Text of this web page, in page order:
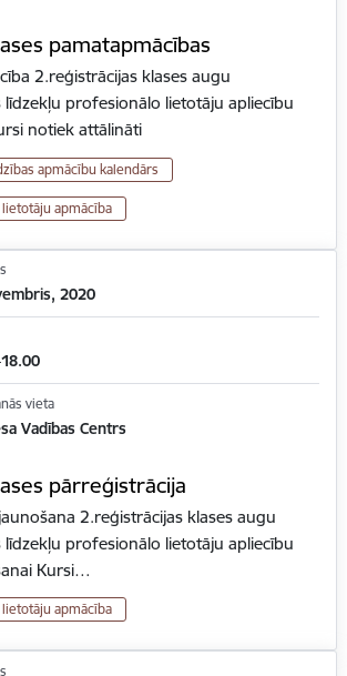
pamatapmācības
2.reģistrācijas klases augu
līdzekļu profesionālo lietotāju apliecību
notiek attālināti
apmācību kalendārs
apmācība
2020
vieta
Vadības Centrs
pārreģistrācija
2.reģistrācijas klases augu
līdzekļu profesionālo lietotāju apliecību
Kursi…
apmācība